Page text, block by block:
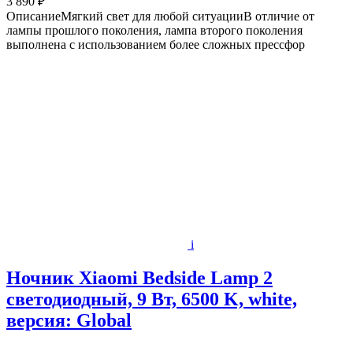
ОписаниеМягкий свет для любой ситуацииВ отличие от
лампы прошлого поколения, лампа второго поколения
выполнена с использованием более сложных прессфор
i
Ночник Xiaomi Bedside Lamp 2
светодиодный, 9 Вт, 6500 K, white,
версия: Global